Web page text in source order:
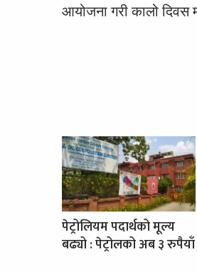
आयोजना गरी कालो
पेट्रोलियम पदार्थको मूल्य
बढ्यो : पेट्रोलको अब ३ रुपैयाँ